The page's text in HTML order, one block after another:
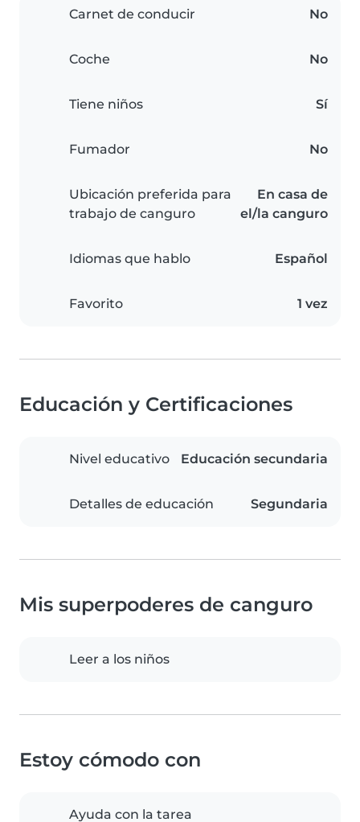
Carnet de conducir No
Coche No
Tiene niños Sí
Fumador No
Ubicación preferida para
trabajo de canguro
En casa de
el/la canguro
Idiomas que hablo Español
Favorito 1 vez
Educación y Certificaciones
Nivel educativo Educación secundaria
Detalles de educación Segundaria
Mis superpoderes de canguro
Leer a los niños
Estoy cómodo con
Ayuda con la tarea